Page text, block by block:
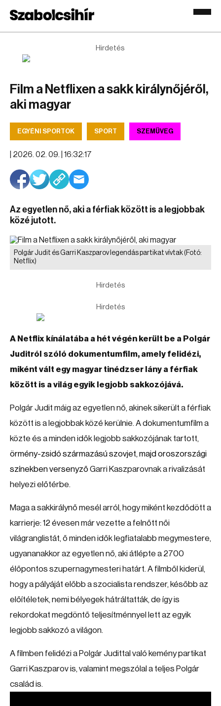
Hirdetés
Film a Netflixen a sakk királynőjéről,
aki magyar
EGYÉNI SPORTOK SPORT SZEMÜVEG
2026. 02. 09. | 16:32:17
Az egyetlen nő, aki a férfiak között is a legjobbak
közé jutott.
Polgár Judit és Garri Kaszparov legendás partikat vívtak(Fotó:
Netflix)
Hirdetés
Hirdetés
A Netflix kínálatába a hét végén került be a Polgár
Juditról szóló dokumentumfilm, amely felidézi,
miként vált egy magyar tinédzser lány a férfiak
között is a világ egyik legjobb sakkozójává.
Polgár Judit máig az egyetlen nő, akinek sikerült a férfiak
között is a legjobbak közé kerülnie. A dokumentumfilm a
közte és a minden idők legjobb sakkozójának tartott,
örmény-zsidó származású szovjet, majd oroszországi
színekben versenyző Garri Kaszparovnak a rivalizását
helyezi előtérbe.
Maga a sakkirálynő mesél arról, hogy miként kezdődött a
karrierje: 12 évesen már vezette a felnőtt női
világranglistát, ő minden idők legfiatalabb megymestere,
ugyananakkor az egyetlen nő, aki átlépte a 2700
élőpontos szupernagymesteri határt. A filmből kiderül,
hogy a pályáját előbb a szocialista rendszer, később az
előítéletek, nemi bélyegek hátráltatták, de így is
rekordokat megdöntő teljesítménnyel lett az egyik
legjobb sakkozó a világon.
A filmben felidézi a Polgár Judittal való kemény partikat
Garri Kaszparov is, valamint megszólal a teljes Polgár
család is.